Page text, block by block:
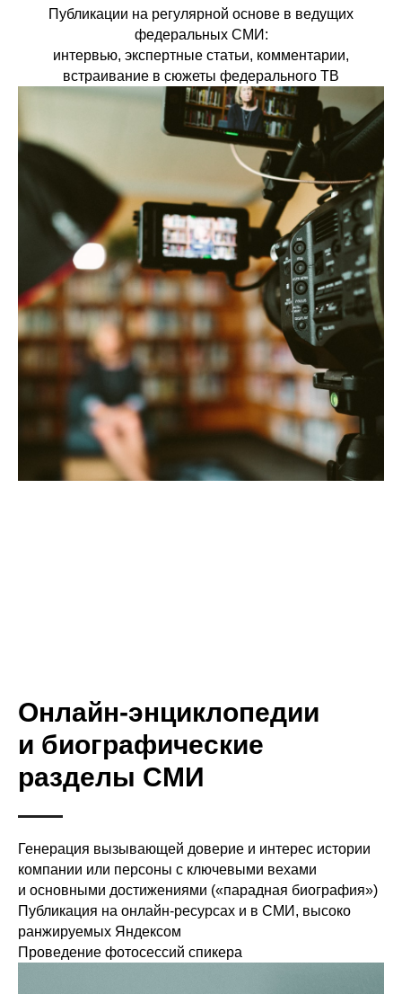
Публикации на регулярной основе в ведущих
федеральных СМИ:
интервью, экспертные статьи, комментарии,
встраивание в сюжеты федерального ТВ
Онлайн-энциклопедии
и биографические
разделы СМИ
Генерация вызывающей доверие и интерес истории
компании или персоны с ключевыми вехами
и основными достижениями («парадная биография»)
Публикация на онлайн-ресурсах и в СМИ, высоко
ранжируемых Яндексом
Проведение фотосессий спикера